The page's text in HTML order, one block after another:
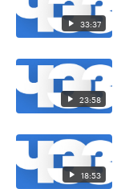
33:37
23:58
18:53